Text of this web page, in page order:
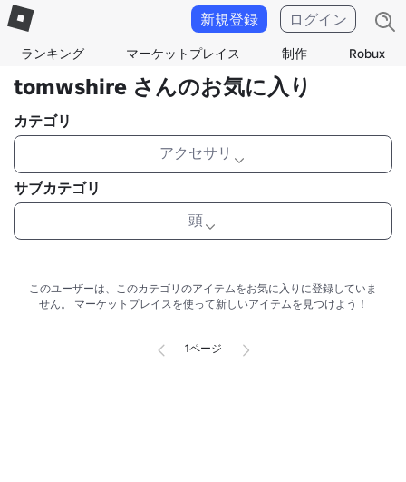
ランキング マーケットプレイス 制作 Robux
新規登録 ログイン
tomwshire さんのお気に入り
カテゴリ
アクセサリ
サブカテゴリ
頭
このユーザーは、このカテゴリのアイテムをお気に入りに登録していま
せん。
マーケットプレイスを使って新しいアイテムを見つけよう！
1ページ